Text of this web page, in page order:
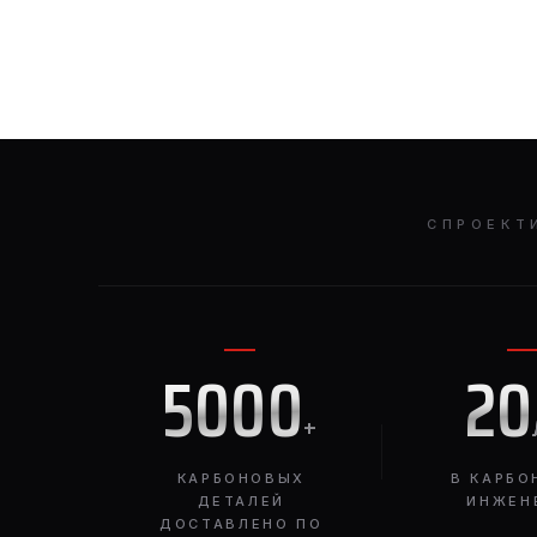
5000+
КАРБОНОВЫХ
ДЕТАЛЕЙ
ДОСТАВЛЕНО ПО
20
В